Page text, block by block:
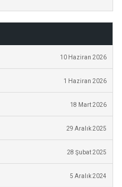
10 Haziran 2026
1 Haziran 2026
18 Mart 2026
29 Aralık 2025
28 Şubat 2025
5 Aralık 2024